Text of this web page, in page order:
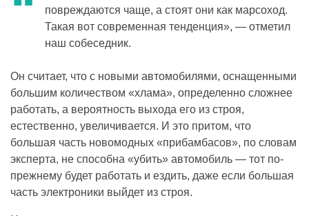
повреждаются чаще, а стоят они как марсоход.
Такая вот современная тенденция», — отметил
наш собеседник.
Он считает, что с новыми автомобилями, оснащенными
большим количеством «хлама», определенно сложнее
работать, а вероятность выхода его из строя,
естественно, увеличивается. И это притом, что
большая часть новомодных «прибамбасов», по словам
эксперта, не способна «убить» автомобиль — тот по-
прежнему будет работать и ездить, даже если большая
часть электроники выйдет из строя.